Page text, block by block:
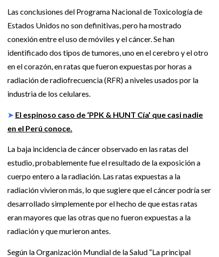
Las conclusiones del Programa Nacional de Toxicología de
Estados Unidos no son definitivas, pero ha mostrado
conexión entre el uso de móviles y el cáncer. Se han
identificado dos tipos de tumores, uno en el cerebro y el otro
en el corazón, en ratas que fueron expuestas por horas a
radiación de radiofrecuencia (RFR) a niveles usados por la
industria de los celulares.
➤ El espinoso caso de ‘PPK & HUNT Cía’ que casi nadie
en el Perú conoce.
La baja incidencia de cáncer observado en las ratas del
estudio, probablemente fue el resultado de la exposición a
cuerpo entero a la radiación. Las ratas expuestas a la
radiación vivieron más, lo que sugiere que el cáncer podría ser
desarrollado simplemente por el hecho de que estas ratas
eran mayores que las otras que no fueron expuestas a la
radiación y que murieron antes.
Según la Organización Mundial de la Salud “La principal